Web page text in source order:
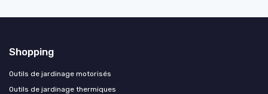
Shopping
Outils de jardinage motorisés
Outils de jardinage thermiques